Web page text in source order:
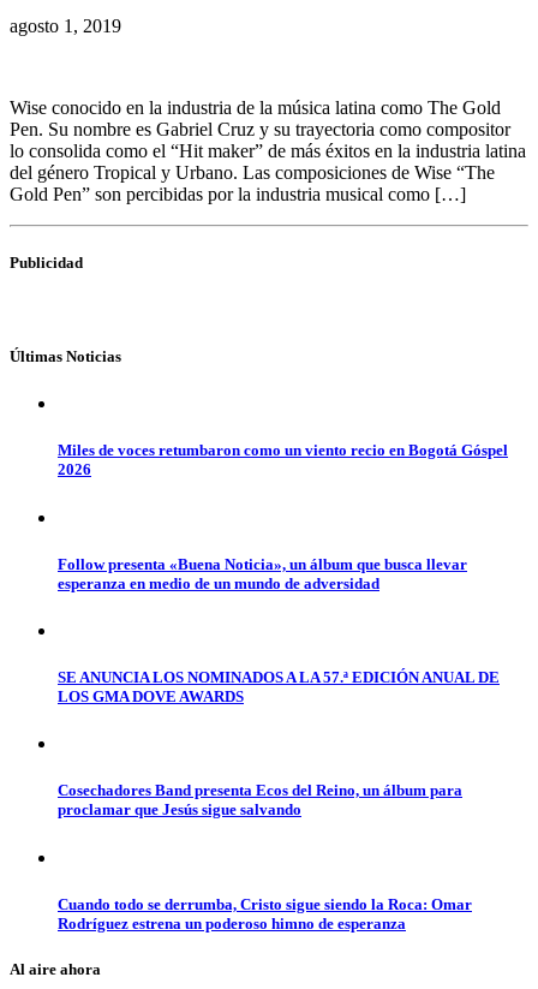
agosto 1, 2019
Wise conocido en la industria de la música latina como The Gold
Pen. Su nombre es Gabriel Cruz y su trayectoria como compositor
lo consolida como el “Hit maker” de más éxitos en la industria latina
del género Tropical y Urbano. Las composiciones de Wise “The
Gold Pen” son percibidas por la industria musical como […]
Publicidad
Últimas Noticias
Miles de voces retumbaron como un viento recio en Bogotá Góspel
2026
Follow presenta «Buena Noticia», un álbum que busca llevar
esperanza en medio de un mundo de adversidad
SE ANUNCIA LOS NOMINADOS A LA 57.ª EDICIÓN ANUAL DE
LOS GMA DOVE AWARDS
Cosechadores Band presenta Ecos del Reino, un álbum para
proclamar que Jesús sigue salvando
Cuando todo se derrumba, Cristo sigue siendo la Roca: Omar
Rodríguez estrena un poderoso himno de esperanza
Al aire ahora